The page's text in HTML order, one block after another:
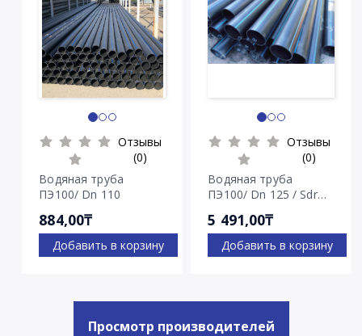
Отзывы
(0)
Водяная труба
ПЭ100/ Dn 110
884,00₸
Добавить в корзину
Отзывы
(0)
Водяная труба
ПЭ100/ Dn 125 / Sdr
5 491,00₸
Добавить в корзину
Просмотр производителей